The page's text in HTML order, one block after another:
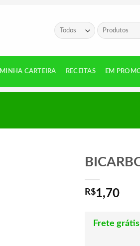
Pesquisar
por:
MINHA CARTEIRA RECEITAS EM
R$1,70
Frete